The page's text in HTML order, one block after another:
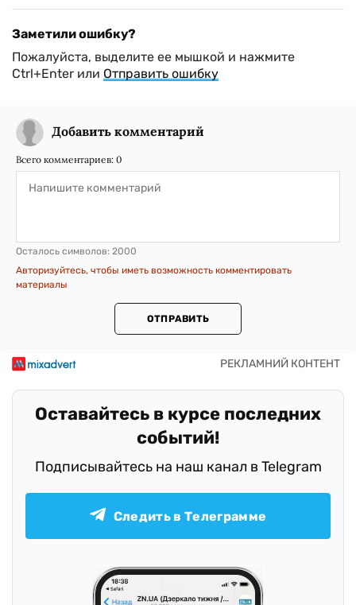
Заметили ошибку?
Пожалуйста, выделите ее мышкой и нажмите
Ctrl+Enter или Отправить ошибку
Добавить комментарий
Всего комментариев: 0
Осталось символов: 2000
Авторизуйтесь, чтобы иметь возможность комментировать
материалы
ОТПРАВИТЬ
Оставайтесь в курсе последних
событий!
Подписывайтесь на наш канал в Telegram
Следить в Телеграмме